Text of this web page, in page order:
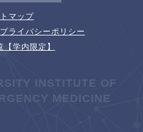
マップ
ライバシーポリシー
【学内限定】
INSTITUTE OF
MEDICINE